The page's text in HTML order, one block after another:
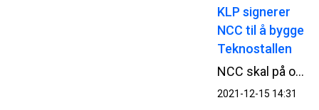
KLP signerer
NCC til å bygge
Teknostallen
NCC skal på oppdrag for KLP Eiendom AS bygge Teknostallen i Trondheim. Det 47 250 kvadratmeter store kontorbygget er planlagt ferdigstilt i september 2025.
2021-12-15 14:31